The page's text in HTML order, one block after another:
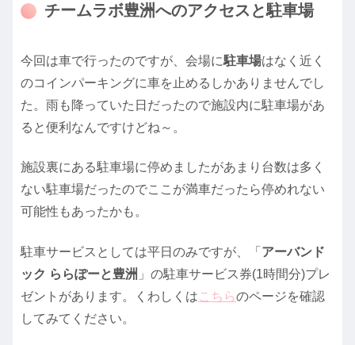
チームラボ豊洲へのアクセスと駐車場
今回は車で行ったのですが、会場に駐車場はなく近く
のコインパーキングに車を止めるしかありませんでし
た。雨も降っていた日だったので施設内に駐車場があ
ると便利なんですけどね～。
施設裏にある駐車場に停めましたがあまり台数は多く
ない駐車場だったのでここが満車だったら停めれない
可能性もあったかも。
駐車サービスとしては平日のみですが、「 アーバンド
ック ららぽーと豊洲 」の駐車サービス券(1時間分)プレ
ゼントがあります。くわしくはこちらのページを確認
してみてください。